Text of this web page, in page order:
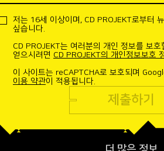
저는 16세 이상이며, CD PROJEKT로부터
싶습니다.
CD PROJEKT는 여러분의 개인 정보를 보
얻으시려면 CD PROJEKT의 개인정보보호
이 사이트는 reCAPTCHA로 보호되며
이용 약관이 적용됩니다.
제출하기